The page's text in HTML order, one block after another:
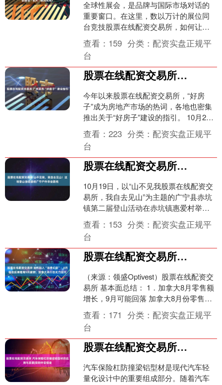
全球性展会，是品牌与国际市场对话的
重要窗口。在这里，数以万计的展位同
台竞技股票在线配资交易所，如何让您
的品牌在第一时间抓住专业观众的目
光，并从短暂的接触中传递核....
查看： 159 分类：配资实盘正规平
台
股票在线配资交易所 广州发布“好房子”建设指引
今年以来股票在线配资交易所，“好房
子”成为房地产市场的热词，各地也密集
推出关于“好房子”建设的指引。 10月28
日，广州市住房和城乡建设局发布《广
州市推进“好房....
查看：223 分类：配资实盘正规平
台
股票在线配资交易所 山不见我，我自去见山！这场登山活动途经广宁户外毕业路线
10月19日，以“山不见我股票在线配资交
易所，我自去见山”为主题的广宁县赤坑
镇第二届登山活动在赤坑镇惠爱村举
行，吸引了来自全县乃至周边地市300多
名登山爱好者齐....
查看： 153 分类：配资实盘正规平
台
股票在线配资交易所 加币陷入“消费幻觉”：8月强劲反弹难掩9月疲软，加拿大央行恐无力回天
（来源：领盛Optivest）股票在线配资交
易所 基本面总结： 1．加拿大8月零售额
增长，9月可能回落 加拿大8月份零售额
出现反弹，主要原因是消费者在汽车、
超市....
查看： 171 分类：配资实盘正规平
台
股票在线配资交易所 汽车保险杠防撞梁铝型材的应用与发展|深圳中亚铝业
汽车保险杠防撞梁铝型材是现代汽车轻
量化设计中的重要组成部分。随着汽车